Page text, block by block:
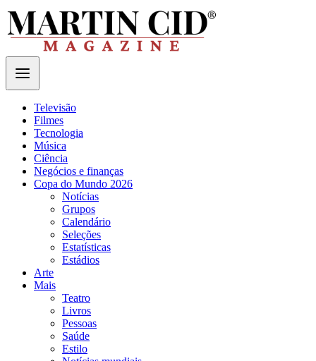
Televisão
Filmes
Tecnologia
Música
Ciência
Negócios e finanças
Copa do Mundo 2026
Notícias
Grupos
Calendário
Seleções
Estatísticas
Estádios
Arte
Mais
Teatro
Livros
Pessoas
Saúde
Estilo